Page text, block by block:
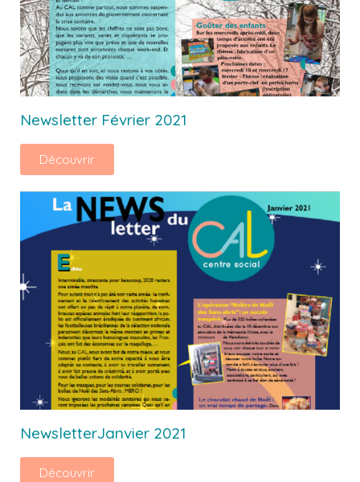
Newsletter Février 2021
Découvrir
NewsletterJanvier 2021
Découvrir